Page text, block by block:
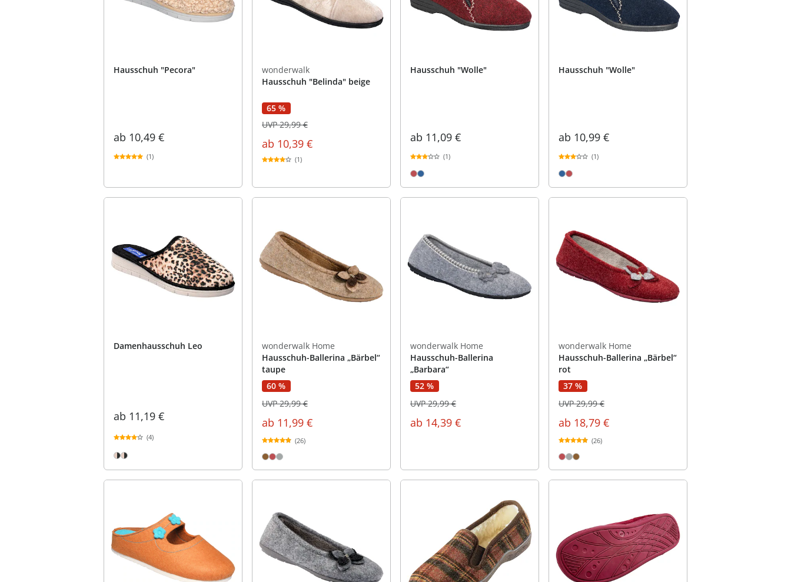
Hausschuh "Pecora"
ab 10,49 €
(1)
wonderwalk
Hausschuh "Belinda" beige
65 %
ab 10,39 €
UVP 29,99 €
(1)
Hausschuh "Wolle"
ab 11,09 €
(1)
Hausschuh "Wolle"
ab 10,99 €
(1)
Damenhausschuh Leo
ab 11,19 €
(4)
wonderwalk Home
Hausschuh-Ballerina „Bärbel“
taupe
60 %
ab 11,99 €
UVP 29,99 €
(26)
wonderwalk Home
Hausschuh-Ballerina
„Barbara“
52 %
ab 14,39 €
UVP 29,99 €
wonderwalk Home
Hausschuh-Ballerina „Bärbel“
rot
37 %
ab 18,79 €
UVP 29,99 €
(26)